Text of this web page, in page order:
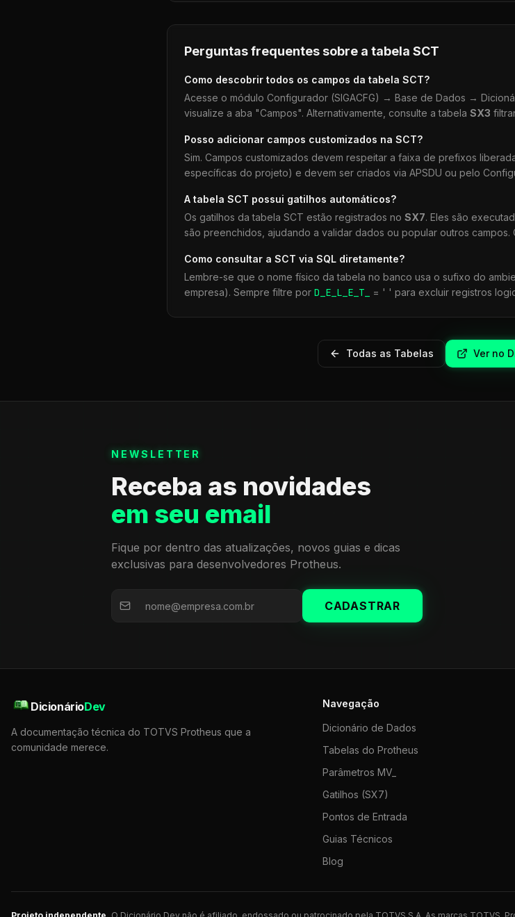
Perguntas frequentes sobre a tabela SCT
Como descobrir todos os campos da tabela SCT?
Acesse o módulo Configurador (SIGACFG) → Base de Dados →
visualize a aba "Campos". Alternativamente, consulte a tabela SX3
Posso adicionar campos customizados na SCT?
Sim. Campos customizados devem respeitar a faixa de prefixos
específicas do projeto) e devem ser criados via APSDU ou pelo
A tabela SCT possui gatilhos automáticos?
Os gatilhos da tabela SCT estão registrados no SX7. Eles são
são preenchidos, ajudando a validar dados ou popular outros campos.
Como consultar a SCT via SQL diretamente?
Lembre-se que o nome físico da tabela no banco usa o sufixo do
empresa). Sempre filtre por D_E_L_E_T_ = ' ' para excluir registros
Todas as Tabelas Ver no
NEWSLETTER
Receba as novidades
em seu email
Fique por dentro das atualizações, novos guias e dicas
exclusivas para desenvolvedores Protheus.
CADASTRAR
DicionárioDev
A documentação técnica do TOTVS Protheus que a
comunidade merece.
Navegação
Dicionário de Dados
Tabelas do Protheus
Parâmetros MV_
Gatilhos (SX7)
Pontos de Entrada
Guias Técnicos
Blog